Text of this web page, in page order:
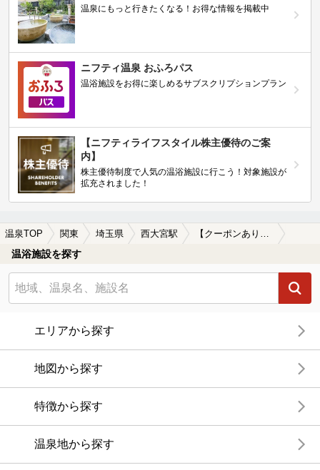
温泉にもっと行きたくなる！お得な情報を掲載中
ニフティ温泉 おふろパス
温浴施設をお得に楽しめるサブスクリプションプラン
【ニフティライフスタイル株主優待のご案
内】
株主優待制度で人気の温浴施設に行こう！対象施設が
拡充されました！
温泉TOP 関東 埼玉県 西大宮駅 【クーポンあり】水風呂が楽しめる西大宮駅近くの温泉、日帰り温泉、スーパー銭湯おすすめ
温浴施設を探す
エリアから探す
地図から探す
特徴から探す
温泉地から探す